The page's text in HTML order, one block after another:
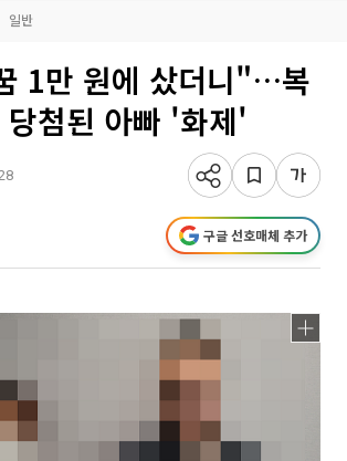
일반
1만 원에 샀더니"…복
첨된 아빠 '화제'
구글 선호매체 추가